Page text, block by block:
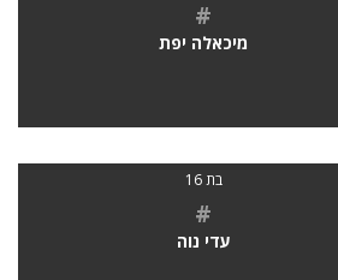
#
מיכאלה יפת
בת 16
#
עדי נוה